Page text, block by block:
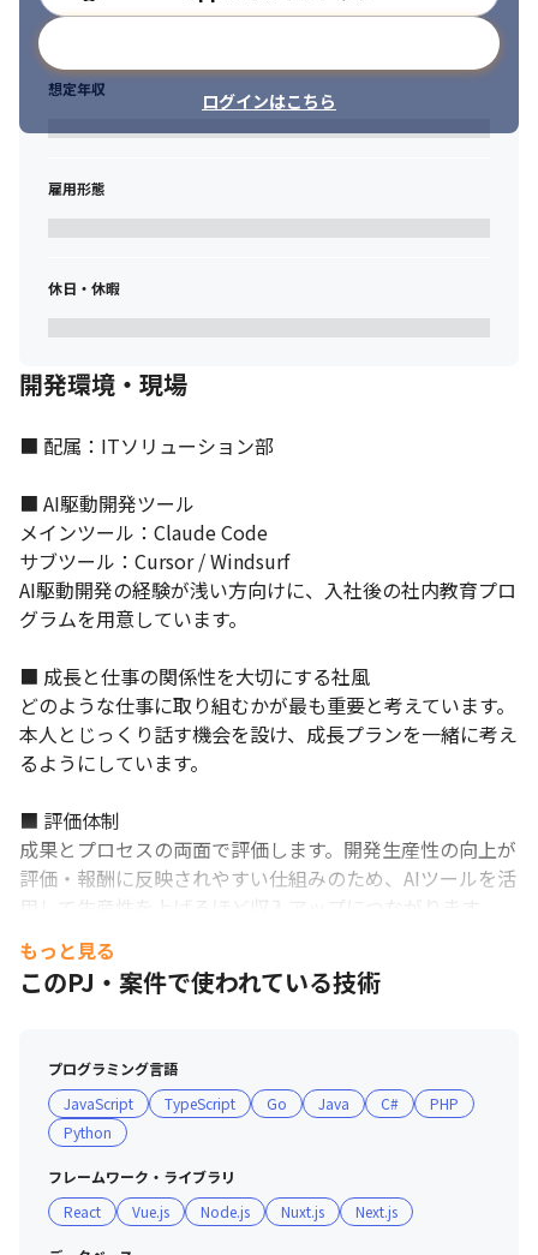
ログインはこちら
想定年収
雇用形態
休日・休暇
開発環境・現場
■ 配属：ITソリューション部
■ AI駆動開発ツール
メインツール：Claude Code
サブツール：Cursor / Windsurf
AI駆動開発の経験が浅い方向けに、入社後の社内教育プロ
グラムを用意しています。
■ 成長と仕事の関係性を大切にする社風
どのような仕事に取り組むかが最も重要と考えています。
本人とじっくり話す機会を設け、成長プランを一緒に考え
るようにしています。
■ 評価体制
成果とプロセスの両面で評価します。開発生産性の向上が
評価・報酬に反映されやすい仕組みのため、AIツールを活
用して生産性を上げるほど収入アップにつながります。
■ 教育・研修制度
・書籍購入補助＋eラーニング・セミナー受講補助：四半
い金（最大15万円）
もっと見る
このPJ・案件で使われている技術
プログラミング言語
JavaScript
TypeScript Go Java C#
PHP
Python
フレームワーク・ライブラリ
React
Vue.js Node.js Nuxt.js Next.js